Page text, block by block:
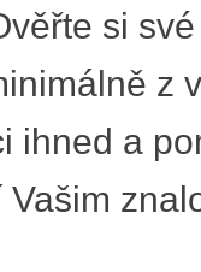
si
z
ihned a